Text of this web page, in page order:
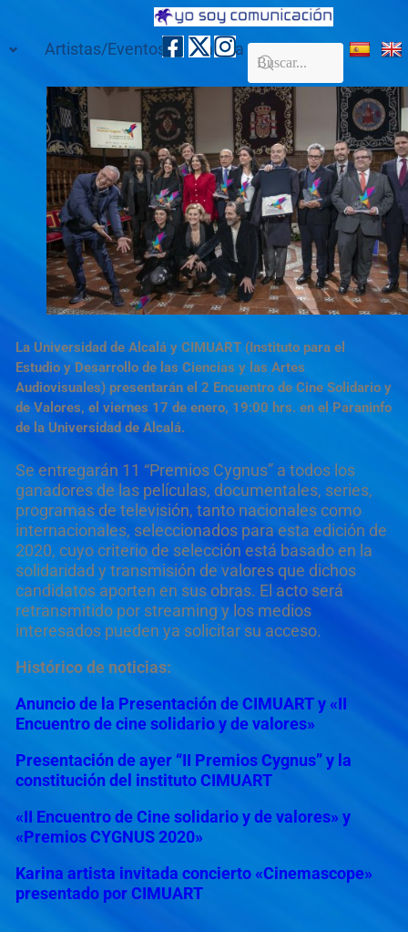
Artistas/Eventos Galería Contacto
La Universidad de Alcalá y CIMUART (Instituto para el
Estudio y Desarrollo de las Ciencias y las Artes
Audiovisuales) presentarán el 2 Encuentro de Cine Solidario y
de Valores, el viernes 17 de enero, 19:00 hrs. en el Paraninfo
de la Universidad de Alcalá.
Se entregarán 11 “Premios Cygnus” a todos los
ganadores de las películas, documentales, series,
programas de televisión, tanto nacionales como
internacionales, seleccionados para esta edición de
2020, cuyo criterio de selección está basado en la
solidaridad y transmisión de valores que dichos
candidatos aporten en sus obras. El acto será
retransmitido por streaming y los medios
interesados pueden ya solicitar su acceso.
Histórico de noticias:
Anuncio de la Presentación de CIMUART y «II
Encuentro de cine solidario y de valores»
Presentación de ayer “II Premios Cygnus” y la
constitución del instituto CIMUART
«II Encuentro de Cine solidario y de valores» y
«Premios CYGNUS 2020»
Karina artista invitada concierto «Cinemascope»
presentado por CIMUART